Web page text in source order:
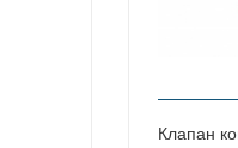
Клапан